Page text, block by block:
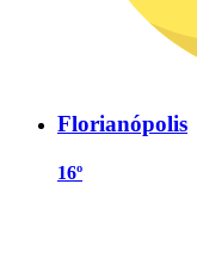
Florianópolis
16º